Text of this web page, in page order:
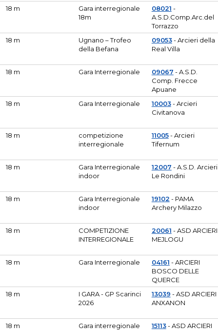
18 m
Gara interregionale
18m
08021 -
A.S.D.Comp.Arc.del
Torrazzo
18 m
Ugnano – Trofeo
della Befana
09053- Arcieri della
Real Villa
18 m Gara Interregionale 09067 - A.S.D.
Comp. Frecce
Apuane
18 m Gara Interregionale 10003- Arcieri
Civitanova
18 m
competizione
interregionale
11005- Arcieri
Tifernum
18 m
Gara Interregionale
indoor
12007 - A.S.D. Arcieri
Le Rondini
18 m
Gara Interregionale
indoor
19102 - PAMA
Archery Milazzo
18 m
COMPETIZIONE
INTERREGIONALE
20061 - ASD ARCIERI
MEJLOGU
18 m Gara Interregionale 04161 - ARCIERI
BOSCO DELLE
QUERCE
18 m
I GARA - GP Scarinci
2026
13039 - ASD ARCIERI
ANXANON
18 m Gara interregionale 15113- ASD ARCIERI